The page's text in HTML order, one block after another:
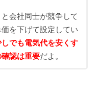
会社同士が競争して
を下げて設定してい
しでも電気代を安くす
認は重要だよ。